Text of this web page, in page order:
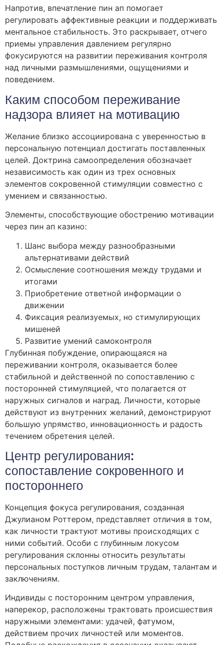
Напротив, впечатление пин ап помогает
регулировать аффективные реакции и поддерживать
ментальное стабильность. Это раскрывает, отчего
приемы управления давлением регулярно
фокусируются на развитии переживания контроля
над личными размышлениями, ощущениями и
поведением.
Каким способом переживание
надзора влияет на мотивацию
Желание близко ассоциирована с уверенностью в
персональную потенциал достигать поставленных
целей. Доктрина самоопределения обозначает
независимость как один из трех основных
элементов сокровенной стимуляции совместно с
умением и связанностью.
Элементы, способствующие обострению мотивации
через пин ап казино:
Шанс выбора между разнообразными
альтернативами действий
Осмысление соотношения между трудами и
итогами
Приобретение ответной информации о
движении
Фиксация реализуемых, но стимулирующих
мишеней
Развитие умений самоконтроля
Глубинная побуждение, опирающаяся на
переживании контроля, оказывается более
стабильной и действенной по сопоставлению с
посторонней стимуляцией, что полагается от
наружных сигналов и наград. Личности, которые
действуют из внутренних желаний, демонстрируют
большую упрямство, инновационность и радость
течением обретения целей.
Центр регулирования:
сопоставление сокровенного и
постороннего
Концепция фокуса регулирования, созданная
Джулианом Роттером, представляет отличия в том,
как личности трактуют мотивы происходящих с
ними событий. Особи с глубинным локусом
регулирования склонны относить результаты
персональных поступков личным трудам, талантам и
заключениям.
Индивиды с посторонним центром управления,
наперекор, расположены трактовать происшествия
наружными элементами: удачей, фатумом,
действием прочих личностей или моментов.